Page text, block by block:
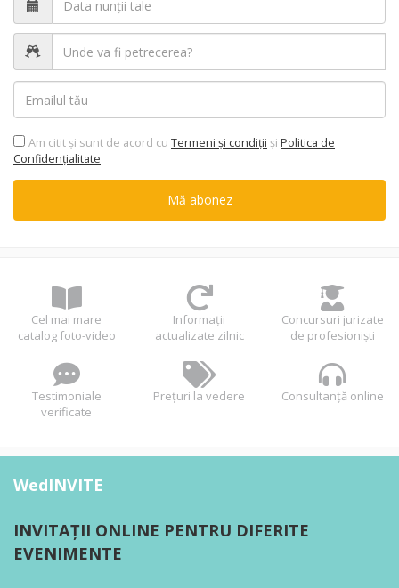
Am citit şi sunt de acord cu Termeni şi condiții şi Politica de
Confidențialitate
Mă abonez
Cel mai mare
catalog foto-video
Informații
actualizate zilnic
Concursuri jurizate
de profesioniști
Testimoniale
verificate
Prețuri la vedere Consultanță online
WedINVITE
INVITAȚII ONLINE PENTRU DIFERITE
EVENIMENTE